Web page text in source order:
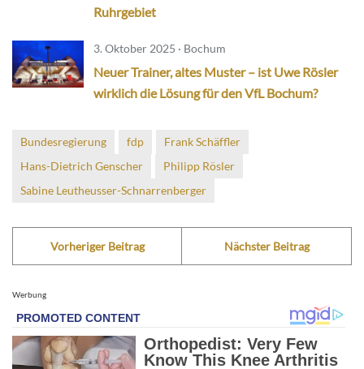
Ruhrgebiet
3. Oktober 2025 · Bochum
Neuer Trainer, altes Muster – ist Uwe Rösler
wirklich die Lösung für den VfL Bochum?
Bundesregierung fdp
Frank Schäffler
Hans-Dietrich Genscher
Philipp Rösler
Sabine Leutheusser-Schnarrenberger
Vorheriger Beitrag Nächster Beitrag
Werbung